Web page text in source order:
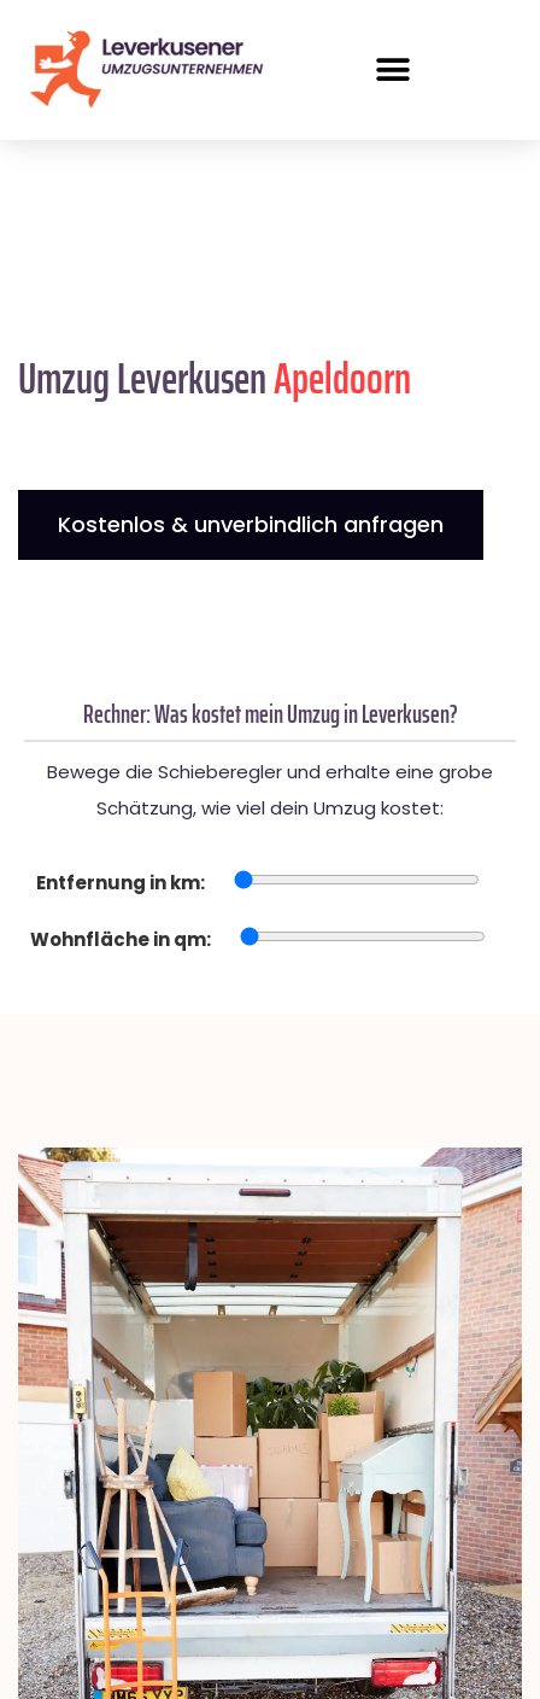
Umzug LeverkusenApeldoorn
Kostenlos & unverbindlich anfragen
Rechner: Was kostet mein Umzug in Leverkusen?
Bewege die Schieberegler und erhalte eine grobe
Schätzung, wie viel dein Umzug kostet:
Entfernung in km:
Wohnfläche in qm: